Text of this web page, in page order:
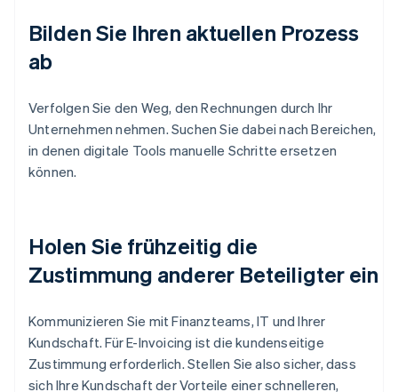
Bilden Sie Ihren aktuellen Prozess
ab
Verfolgen Sie den Weg, den Rechnungen durch Ihr
Unternehmen nehmen. Suchen Sie dabei nach Bereichen,
in denen digitale Tools manuelle Schritte ersetzen
können.
Holen Sie frühzeitig die
Zustimmung anderer Beteiligter ein
Kommunizieren Sie mit Finanzteams, IT und Ihrer
Kundschaft. Für E-Invoicing ist die kundenseitige
Zustimmung erforderlich. Stellen Sie also sicher, dass
sich Ihre Kundschaft der Vorteile einer schnelleren,